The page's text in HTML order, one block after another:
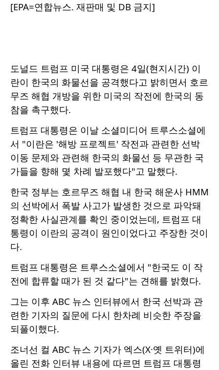
[EPA=연합뉴스. 재판매 및 DB 금지]
도널드 트럼프 미국 대통령은 4일(현지시간) 이
란이 한국의 화물선을 공격했다고 밝히면서 호르
무즈 해협 개방을 위한 미국의 작전에 한국의 동
참을 촉구했다.
트럼프 대통령은 이날 소셜미디어 트루스소셜에
서 "이란은 '해방 프로젝트' 작전과 관련한 선박
이동 문제와 관련해 한국의 화물선 등 무관한 국
가들을 향해 몇 차례 발포했다"고 말했다.
한국 정부는 호르무즈 해협 내 한국 해운사 HMM
의 선박에서 폭발 사고가 발생한 것으로 파악돼
정확한 사실관계를 확인 중이었는데, 트럼프 대
통령이 이란의 공격이 원인이었다고 주장한 것이
다.
트럼프 대통령은 트루스소셜에서 "한국도 이 작
전에 합류할 때가 된 것 같다"는 견해를 밝혔다.
그는 이후 ABC 뉴스 인터뷰에서 한국 선박과 관
련한 기자의 질문에 다시 한차례 비슷한 주장을
되풀이했다.
조너선 컬 ABC 뉴스 기자가 엑스(X·옛 트위터)에
올린 전화 인터뷰 내용에 따르면 트럼프 대통령